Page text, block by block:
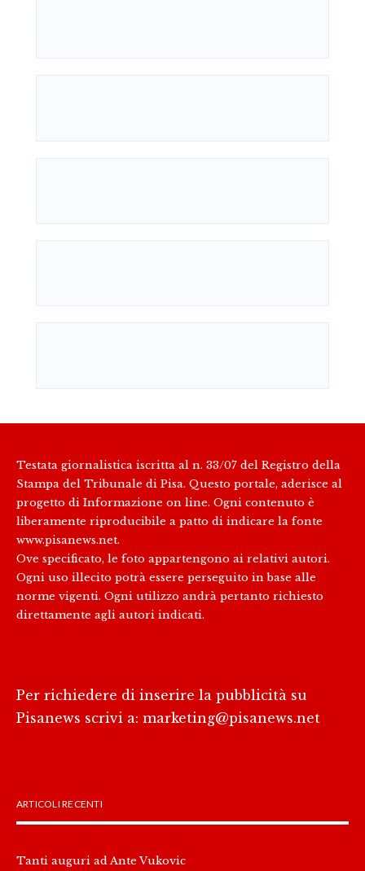
Testata giornalistica iscritta al n. 33/07 del Registro della
Stampa del Tribunale di Pisa. Questo portale, aderisce al
progetto di Informazione on line. Ogni contenuto è
liberamente riproducibile a patto di indicare la fonte
www.pisanews.net.
Ove specificato, le foto appartengono ai relativi autori.
Ogni uso illecito potrà essere perseguito in base alle
norme vigenti. Ogni utilizzo andrà pertanto richiesto
direttamente agli autori indicati.
Per richiedere di inserire la pubblicità su
Pisanews scrivi a: marketing@pisanews.net
ARTICOLI RECENTI
Tanti auguri ad Ante Vukovic